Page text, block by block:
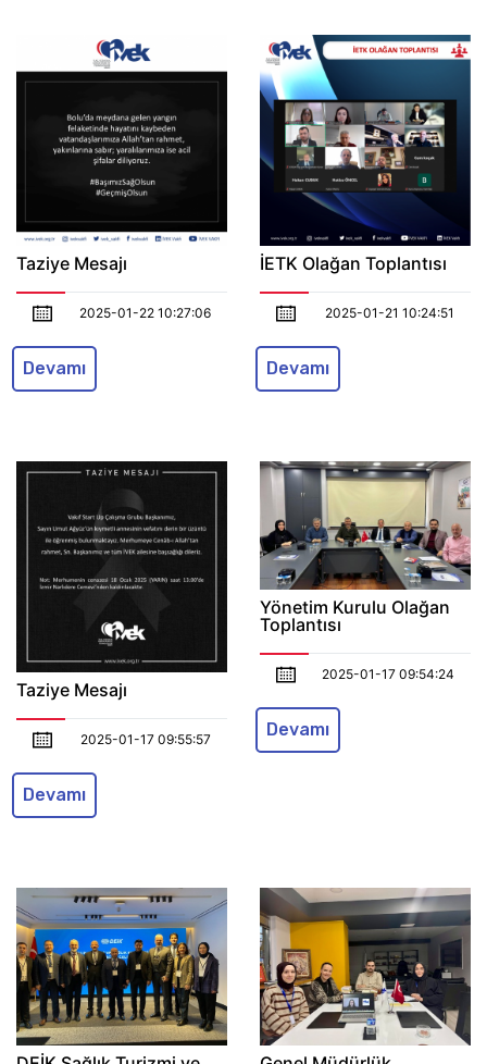
Taziye Mesajı
2025-01-22 10:27:06
Devamı
İETK Olağan Toplantısı
2025-01-21 10:24:51
Devamı
Taziye Mesajı
2025-01-17 09:55:57
Devamı
Yönetim Kurulu Olağan
Toplantısı
2025-01-17 09:54:24
Devamı